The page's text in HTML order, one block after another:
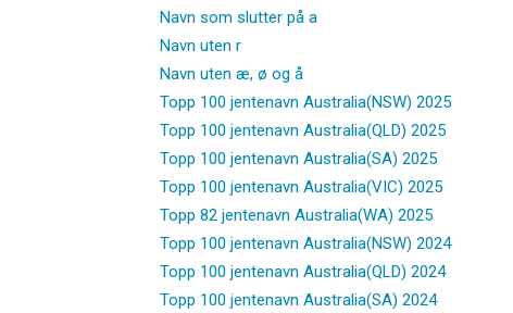
Navn som slutter på a
Navn uten r
Navn uten æ, ø og å
Topp 100 jentenavn Australia(NSW) 2025
Topp 100 jentenavn Australia(QLD) 2025
Topp 100 jentenavn Australia(SA) 2025
Topp 100 jentenavn Australia(VIC) 2025
Topp 82 jentenavn Australia(WA) 2025
Topp 100 jentenavn Australia(NSW) 2024
Topp 100 jentenavn Australia(QLD) 2024
Topp 100 jentenavn Australia(SA) 2024